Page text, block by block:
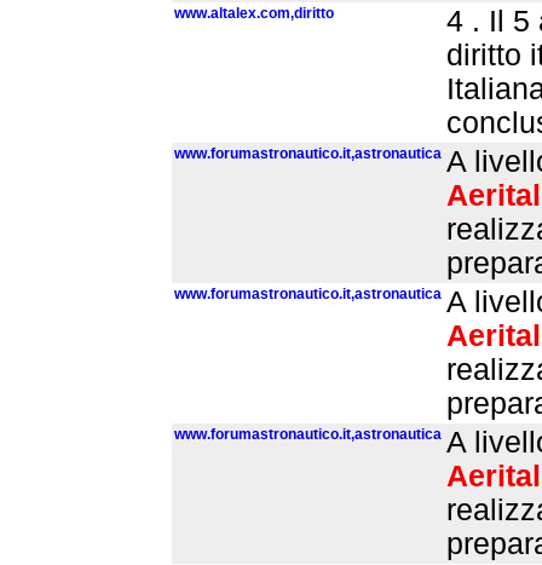
www.altalex.com,diritto
4 . Il 5
diritto
www.forumastronautico.it,astronautica A
www.forumastronautico.it,astronautica A
www.forumastronautico.it,astronautica A